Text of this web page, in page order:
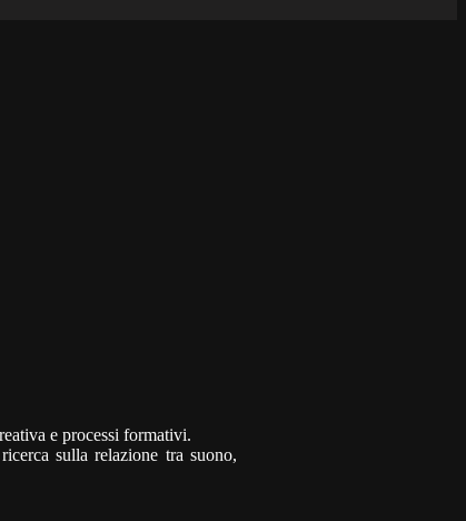
e processi formativi.
sulla relazione tra suono,